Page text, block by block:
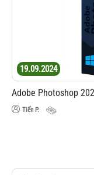
19.09.2024
Adobe Photoshop
Tiến P.